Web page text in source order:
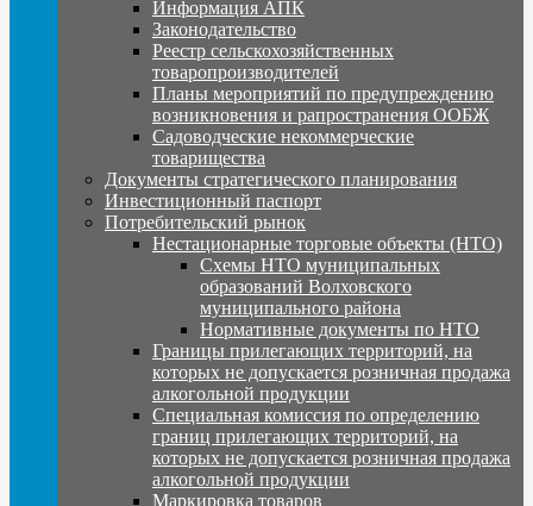
Информация АПК
Законодательство
Реестр сельскохозяйственных
товаропроизводителей
Планы мероприятий по предупреждению
возникновения и рапространения ООБЖ
Садоводческие некоммерческие
товарищества
Документы стратегического планирования
Инвестиционный паспорт
Потребительский рынок
Нестационарные торговые объекты (НТО)
Схемы НТО муниципальных
образований Волховского
муниципального района
Нормативные документы по НТО
Границы прилегающих территорий, на
которых не допускается розничная продажа
алкогольной продукции
Специальная комиссия по определению
границ прилегающих территорий, на
которых не допускается розничная продажа
алкогольной продукции
Маркировка товаров